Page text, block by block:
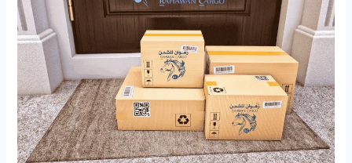
الباب
الى
الباب